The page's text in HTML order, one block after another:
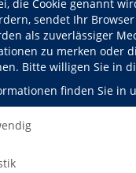
die Cookie genannt
sendet Ihr
als zuverlässiger
zu merken oder
Bitte willigen Sie in
finden Sie in
Elemente, Doshas